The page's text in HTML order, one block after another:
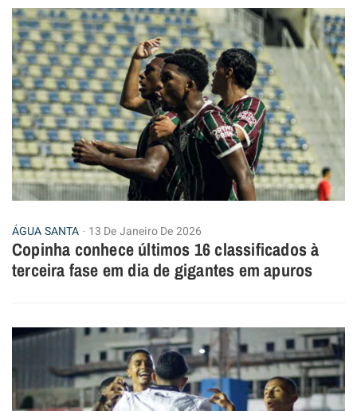
ÁGUA SANTA 13 De Janeiro De 2026
Copinha conhece últimos 16 classificados à
terceira fase em dia de gigantes em apuros